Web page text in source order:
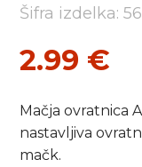
Šifra izdelka:
2.99 €
Mačja ovratnica
nastavljiva
mačk.